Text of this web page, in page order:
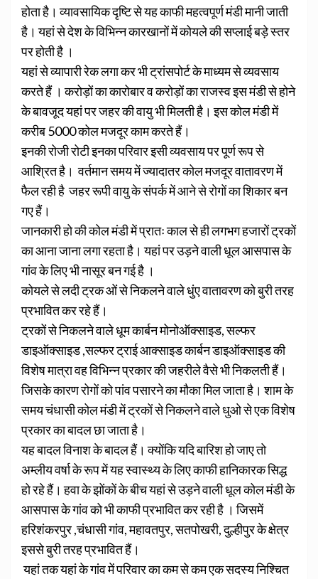
होता है।व्यावसायिक दृष्टि से यह काफी महत्वपूर्ण मंडी मानी जाती
है। यहां से देश के विभिन्न कारखानों में कोयले की सप्लाई बड़े स्तर
पर होती है ।
यहां से व्यापारी रेक लगा कर भी ट्रांसपोर्ट के माध्यम से व्यवसाय
करते हैं । करोड़ों का कारोबार व करोड़ों का राजस्व इस मंडी से होने
के बावजूद यहां पर जहर की वायु भी मिलती है। इस कोल मंडी में
करीब 5000 कोल मजदूर काम करते हैं।
इनकी रोजी रोटी इनका परिवार इसी व्यवसाय पर पूर्ण रूप से
आश्रित है। वर्तमान समय में ज्यादातर कोल मजदूर वातावरण में
फैल रही है जहर रूपी वायु के संपर्क में आने से रोगों का शिकार बन
गए हैं।
जानकारी हो की कोल मंडी में प्रातः काल से ही लगभग हजारों ट्रकों
का आना जाना लगा रहता है। यहां पर उड़ने वाली धूल आसपास के
गांव के लिए भी नासूर बन गई है ।
कोयले से लदी ट्रक ओं से निकलने वाले धुंए वातावरण को बुरी तरह
प्रभावित कर रहे हैं।
ट्रकों से निकलने वाले धूम कार्बन मोनोऑक्साइड, सल्फर
डाइऑक्साइड ,सल्फर ट्राई आक्साइड कार्बन डाइऑक्साइड की
विशेष मात्रा वह विभिन्न प्रकार की जहरीले वैसे भी निकलती हैं।
जिसके कारण रोगों को पांव पसारने का मौका मिल जाता है। शाम के
समय चंधासी कोल मंडी में ट्रकों से निकलने वाले धुओ से एक विशेष
प्रकार का बादल छा जाता है।
यह बादल विनाश के बादल हैं। क्योंकि यदि बारिश हो जाए तो
अम्लीय वर्षा के रूप में यह स्वास्थ्य के लिए काफी हानिकारक सिद्ध
हो रहे हैं। हवा के झोंकों के बीच यहां से उड़ने वाली धूल कोल मंडी के
आसपास के गांव को भी काफी प्रभावित कर रही है । जिसमें
हरिशंकरपुर ,चंधासी गांव, महावतपुर, सतपोखरी, दुल्हीपुर के क्षेत्र
इससे बुरी तरह प्रभावित हैं।
यहां तक यहां के गांव में परिवार का कम से कम एक सदस्य निश्चित